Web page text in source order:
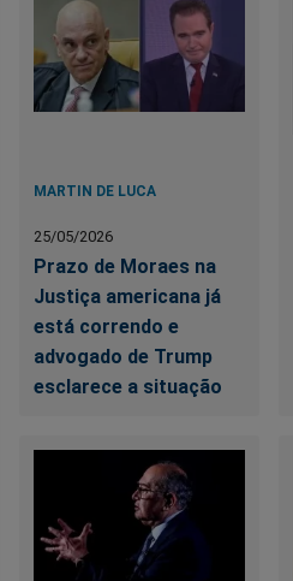
MARTIN DE LUCA
25/05/2026
Prazo de Moraes na
Justiça americana já
está correndo e
advogado de Trump
esclarece a situação